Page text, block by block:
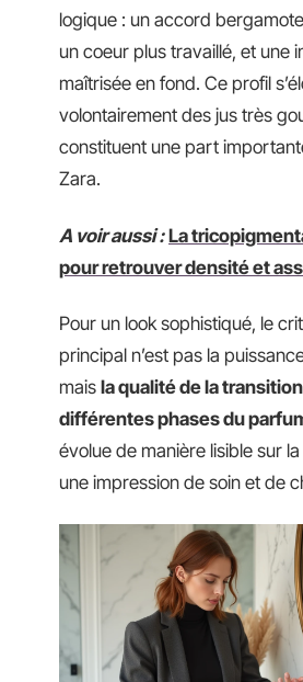
logique : un accord
un coeur plus travaillé, et une
maîtrisée en fond. Ce profil
volontairement des jus très
constituent une part
Zara.
A voir aussi : La
pour retrouver densité et
Pour un look sophistiqué, le
principal n’est pas la
mais la qualité de la
différentes phases du
évolue de manière lisible sur
une impression de soin et de